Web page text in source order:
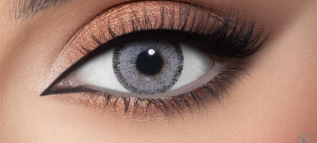
Previous Next